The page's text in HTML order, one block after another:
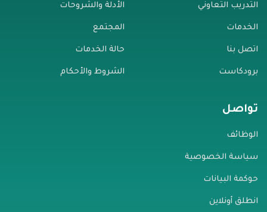
التدريب التعاوني
الخدمات
اتصل بنا
برودكاست
الأدلة والشروحات
المجتمع
حالة الخدمات
الشروط والأحكام
تواصل
الوظائف
سياسة الخصوصية
حوكمة البيانات
انطلق أونلاين